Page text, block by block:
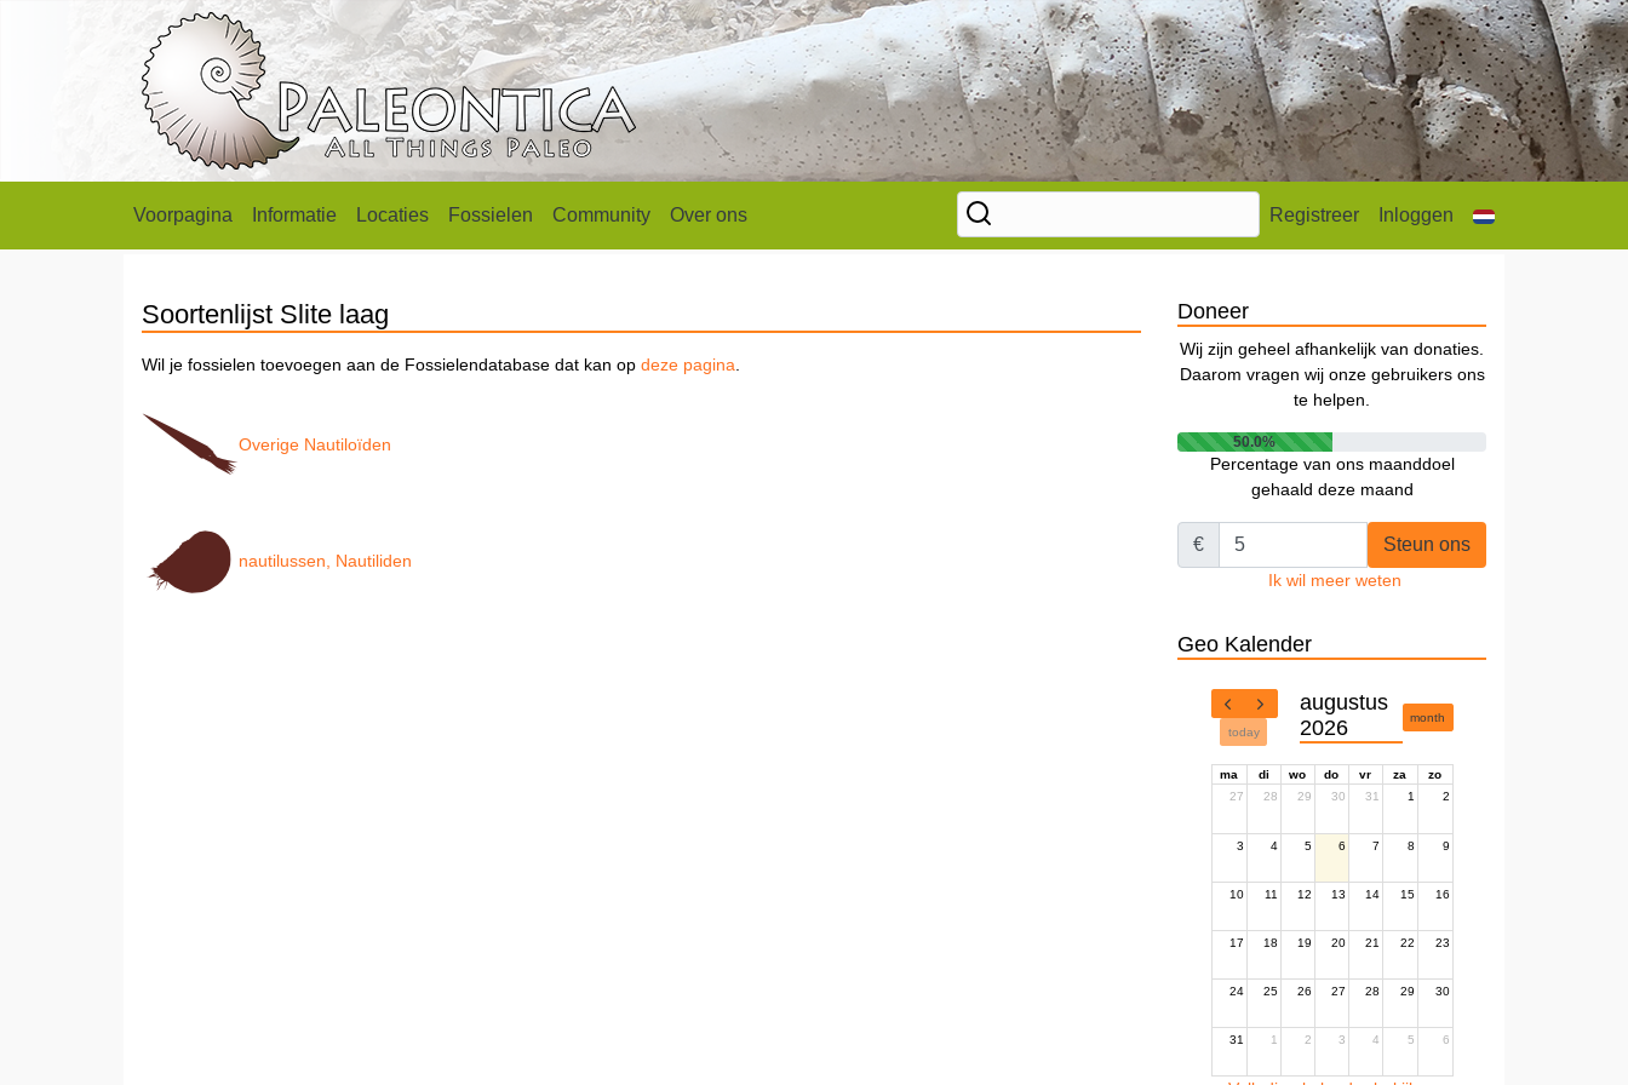
Voorpagina Informatie Locaties Fossielen Community Over ons Registreer Inloggen
Soortenlijst Slite laag
Wil je fossielen toevoegen aan de Fossielendatabase dat kan op deze pagina
Overige Nautiloïden
nautilussen, Nautiliden
Doneer
Wij zijn geheel afhankelijk van donaties.
Daarom vragen wij onze gebruikers ons
te helpen.
50.0%
Percentage van ons maanddoel
gehaald deze maand
€ Steun ons
Ik wil meer weten
Geo Kalender
today
augustus
2026
month
ma di wo do vr za
zo
27
28 29 30 31 1 2
3 4 5 6 7 8 9
10 11 12 13 14 15 16
17 18 19 20 21 22 23
24 25 26 27 28 29 30
31 1 2 3 4 5 6